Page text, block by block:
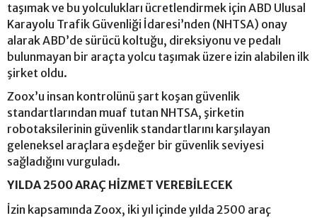
taşımak ve bu yolculukları ücretlendirmek için ABD Ulusal
Karayolu Trafik Güvenliği İdaresi’nden (NHTSA) onay
alarak ABD’de sürücü koltuğu, direksiyonu ve pedalı
bulunmayan bir araçta yolcu taşımak üzere izin alabilen ilk
şirket oldu.
Zoox’u insan kontrolünü şart koşan güvenlik
standartlarından muaf tutan NHTSA, şirketin
robotaksilerinin güvenlik standartlarını karşılayan
geleneksel araçlara eşdeğer bir güvenlik seviyesi
sağladığını vurguladı.
YILDA 2500 ARAÇ HİZMET VEREBİLECEK
İzin kapsamında Zoox, iki yıl içinde yılda 2500 araç